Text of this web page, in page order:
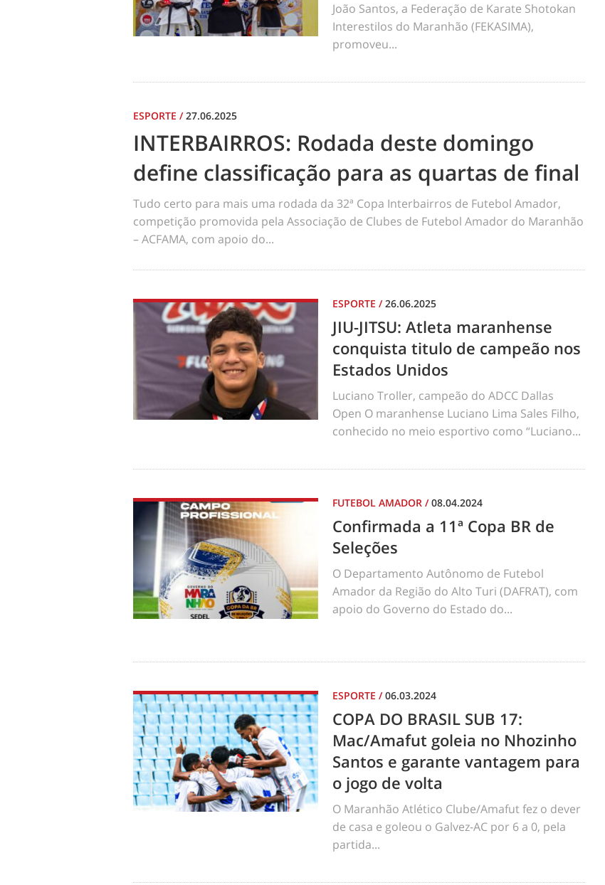
João Santos, a Federação de Karate Shotokan
Interestilos do Maranhão (FEKASIMA),
promoveu...
ESPORTE /27.06.2025
INTERBAIRROS: Rodada deste domingo
define classificação para as quartas de final
Tudo certo para mais uma rodada da 32ª Copa Interbairros de Futebol Amador,
competição promovida pela Associação de Clubes de Futebol Amador do Maranhão
– ACFAMA, com apoio do...
ESPORTE /26.06.2025
JIU-JITSU: Atleta maranhense
conquista titulo de campeão nos
Estados Unidos
Luciano Troller, campeão do ADCC Dallas
Open O maranhense Luciano Lima Sales Filho,
conhecido no meio esportivo como “Luciano...
FUTEBOL AMADOR /08.04.2024
Confirmada a 11ª Copa BR de
Seleções
O Departamento Autônomo de Futebol
Amador da Região do Alto Turi (DAFRAT), com
apoio do Governo do Estado do...
ESPORTE /06.03.2024
COPA DO BRASIL SUB 17:
Mac/Amafut goleia no Nhozinho
Santos e garante vantagem para
o jogo de volta
O Maranhão Atlético Clube/Amafut fez o dever
de casa e goleou o Galvez-AC por 6 a 0, pela
partida...